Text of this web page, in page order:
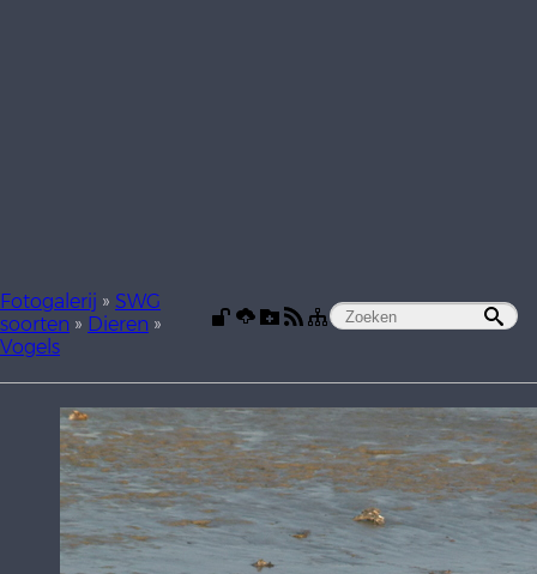
Fotogalerij » SWG
soorten » Dieren »
Vogels